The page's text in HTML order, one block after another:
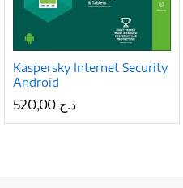
Kaspersky Internet Security
Android
د.ج